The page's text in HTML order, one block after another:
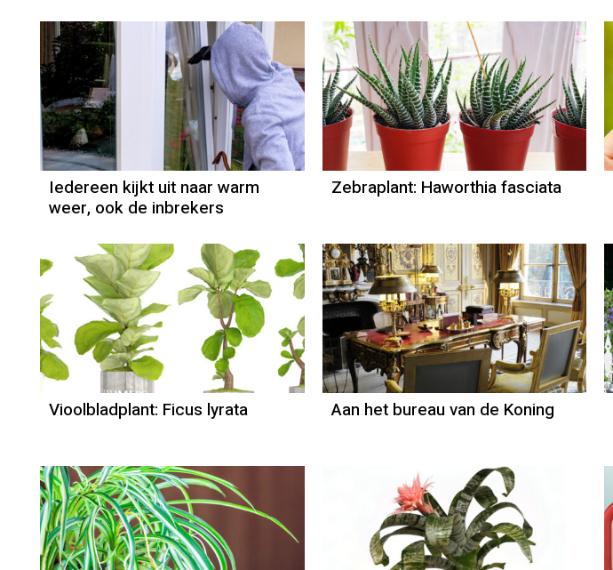
Iedereen kijkt uit naar warm
weer, ook de inbrekers
Zebraplant: Haworthia fasciata
Vioolbladplant: Ficus lyrata
Column
Paul Rem
Aan het bureau van de Koning